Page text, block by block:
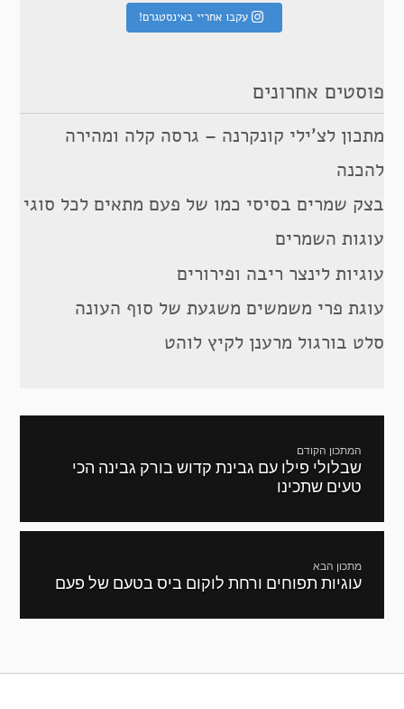
עקבו אחריי באינסטגרם!
פוסטים אחרונים
מתכון לצ’ילי קונקרנה – גרסה קלה ומהירה
להכנה
בצק שמרים בסיסי כמו של פעם מתאים לכל סוגי
עוגות השמרים
עוגיות לינצר ריבה ופירורים
עוגת פרי משמשים משגעת של סוף העונה
סלט בורגול מרענן לקיץ לוהט
המתכון הקודם
מתכון
קודם:
שבלולי פילו עם גבינת קדוש בורק גבינה הכי
טעים שתכינו
מתכון הבא
המתכון
עוגיות תפוחים ורחת לוקום ביס בטעם של פעם